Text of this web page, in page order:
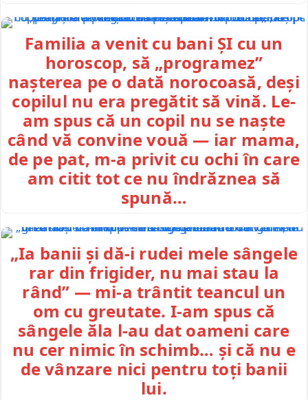
Familia a venit cu bani ȘI cu un
horoscop, să „programez”
nașterea pe o dată norocoasă, deși
copilul nu era pregătit să vină. Le-
am spus că un copil nu se naște
când vă convine vouă — iar mama,
de pe pat, m-a privit cu ochi în care
am citit tot ce nu îndrăznea să
spună…
„Ia banii și dă-i rudei mele sângele
rar din frigider, nu mai stau la
rând” — mi-a trântit teancul un
om cu greutate. I-am spus că
sângele ăla l-au dat oameni care
nu cer nimic în schimb… și că nu e
de vânzare nici pentru toți banii
lui.